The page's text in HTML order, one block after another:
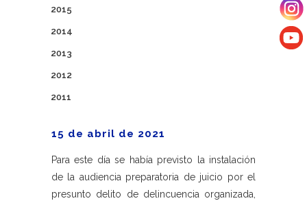
2015
2014
2013
2012
2011
15 de abril de 2021
Para este día se había previsto la instalación
de la audiencia preparatoria de juicio por el
presunto delito de delincuencia organizada,